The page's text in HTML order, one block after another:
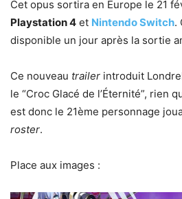
Cet opus sortira en Europe le 21
Playstation 4 et Nintendo Switch.
disponible un jour après la sortie
Ce nouveau trailer introduit
le “Croc Glacé de l’Éternité”, rien
est donc le 21ème personnage
roster.
Place aux images :